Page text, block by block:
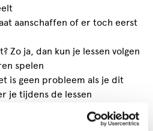
aanschaffen of er toch eerst
Zo ja, dan kun je lessen volgen
spelen
is geen probleem als je dit
je tijdens de lessen
Het is belangrijk om thuis te